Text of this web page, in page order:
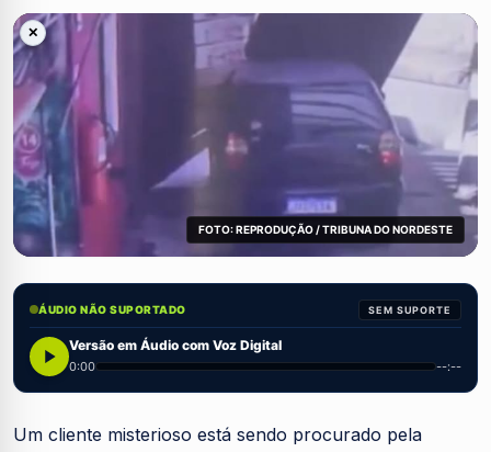
✕
FOTO: REPRODUÇÃO / TRIBUNA DO NORDESTE
ÁUDIO NÃO SUPORTADO SEM SUPORTE
Versão em Áudio com Voz Digital
0:00 --:--
Um cliente misterioso está sendo procurado pela